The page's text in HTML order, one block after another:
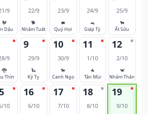
9
🐓
Dậu
22/9
🐕
Nhâm Tuất
23/9
🐖
Quý Hợi
24/9
🐀
Giáp Tý
25/9
🐂
Ất Sửu
9
🐉
Thìn
9
29/9
🐍
Kỷ Tỵ
10
30/9
🐎
Canh Ngọ
11
1/10
🐐
Tân Mùi
12
2/10
🐒
Nhâm Thân
10
16
6/10
17
7/10
18
8/10
19
9/10